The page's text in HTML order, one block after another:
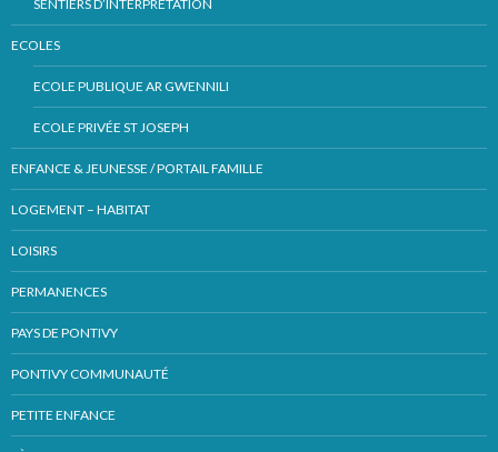
SENTIERS D’INTERPRÉTATION
ECOLES
ECOLE PUBLIQUE AR GWENNILI
ECOLE PRIVÉE ST JOSEPH
ENFANCE & JEUNESSE / PORTAIL FAMILLE
LOGEMENT – HABITAT
LOISIRS
PERMANENCES
PAYS DE PONTIVY
PONTIVY COMMUNAUTÉ
PETITE ENFANCE